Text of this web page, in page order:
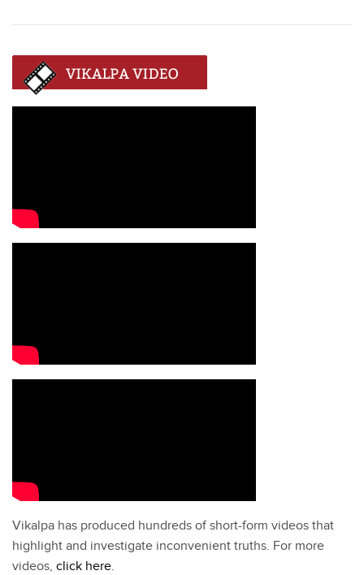
Vikalpa has produced hundreds of short-form videos that
highlight and investigate inconvenient truths. For more
videos, click here.